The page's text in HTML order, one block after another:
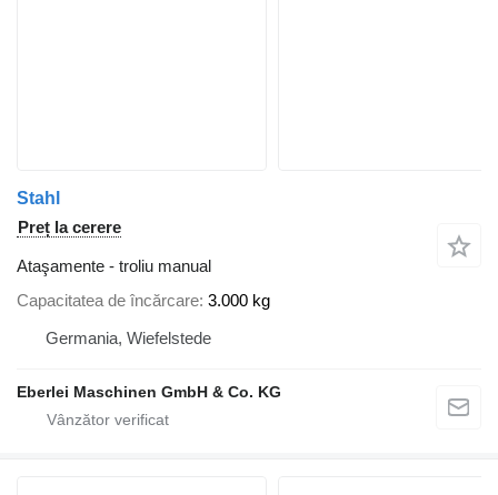
Stahl
Preț la cerere
Ataşamente - troliu manual
Capacitatea de încărcare 3.000 kg
Germania, Wiefelstede
Eberlei Maschinen GmbH & Co. KG